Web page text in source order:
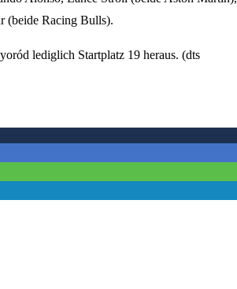
(beide Racing Bulls).
lediglich Startplatz 19 heraus. (dts